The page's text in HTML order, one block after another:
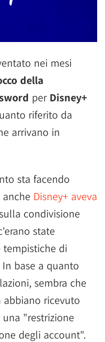
nei mesi
della
per Disney+
riferito da
arrivano in
sta facendo
Disney+ aveva
condivisione
state
tempistiche di
base a quanto
sembra che
abbiano ricevuto
"restrizione
degli account".